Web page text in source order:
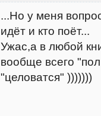
...Но у меня
идёт и кто поёт...
Ужас,а в любой
вообще всего
"целоватся" )))))))